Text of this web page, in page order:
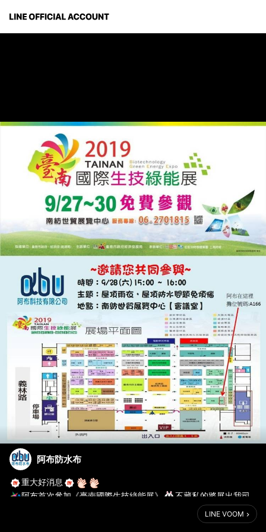
阿布防水布
重大好消息
阿布首次參加《臺南國際生技綠能展》
不藏私的將展出我司
LINE VOOM